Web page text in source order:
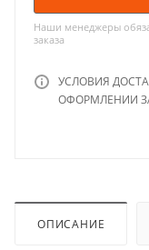
Наши менеджеры
заказа
УСЛОВИЯ
ОФОРМЛЕНИИ
ОПИСАНИЕ